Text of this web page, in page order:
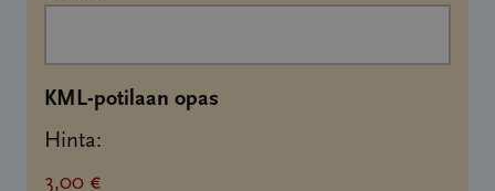
KML-potilaan opas
Hinta:
3,00 €